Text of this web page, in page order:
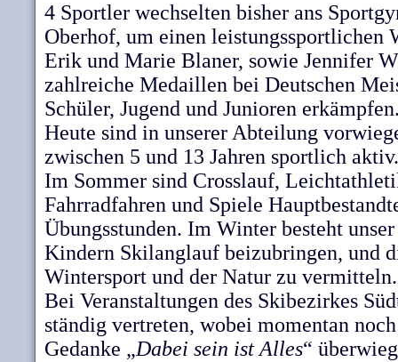
4 Sportler wechselten bisher ans
Oberhof, um einen leistungssportlichen
Erik und Marie Blaner, sowie Jennifer
zahlreiche Medaillen bei Deutschen
Schüler, Jugend und Junioren
Heute sind in unserer Abteilung
zwischen 5 und 13 Jahren sportlich aktiv.
Im Sommer sind Crosslauf,
Fahrradfahren und Spiele
Übungsstunden. Im Winter besteht
Kindern Skilanglauf beizubringen, und
Wintersport und der Natur zu vermitteln.
Bei Veranstaltungen des Skibezirkes
ständig vertreten, wobei momentan
Gedanke „Dabei sein ist Alles“